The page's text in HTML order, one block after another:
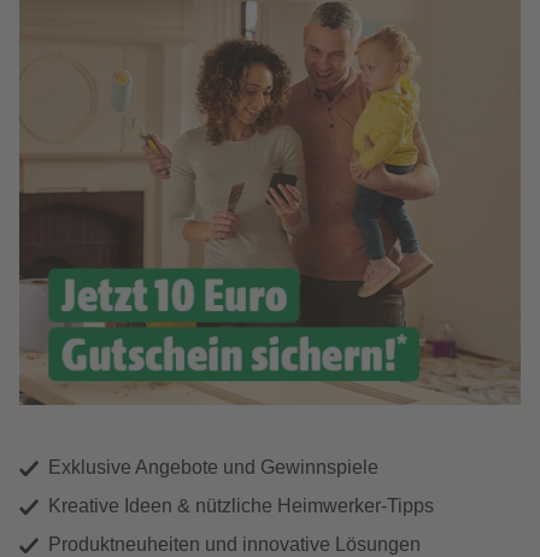
Exklusive Angebote und Gewinnspiele
Kreative Ideen & nützliche Heimwerker-Tipps
Produktneuheiten und innovative Lösungen